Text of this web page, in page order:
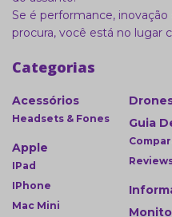
Se é performance,
procura, você está no lugar
Categorias
Acessórios
Headsets & Fones
Apple
IPad
IPhone
Mac Mini
Guia